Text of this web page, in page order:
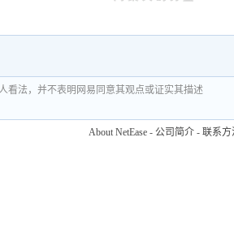
看法，并不表明网易同意其观点或证实其描述
About NetEase - 公司简介 - 联系方